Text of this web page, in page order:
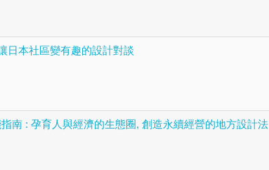
日本社區變有趣的設計對談
南 : 孕育人與經濟的生態圈, 創造永續經營的地方設計法